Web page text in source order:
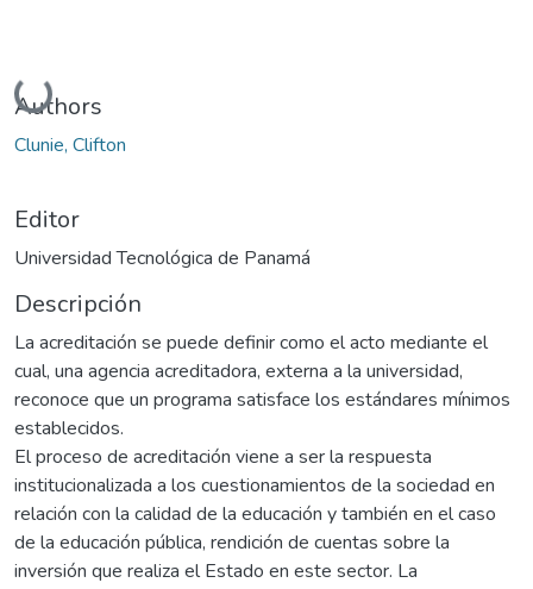
Cargando...
Authors
Clunie, Clifton
Editor
Universidad Tecnológica de Panamá
Descripción
La acreditación se puede definir como el acto mediante el
cual, una agencia acreditadora, externa a la universidad,
reconoce que un programa satisface los estándares mínimos
establecidos.
El proceso de acreditación viene a ser la respuesta
institucionalizada a los cuestionamientos de la sociedad en
relación con la calidad de la educación y también en el caso
de la educación pública, rendición de cuentas sobre la
inversión que realiza el Estado en este sector. La